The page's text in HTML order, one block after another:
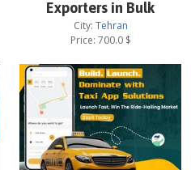
Exporters in Bulk
City: Tehran
Price: 700.0$